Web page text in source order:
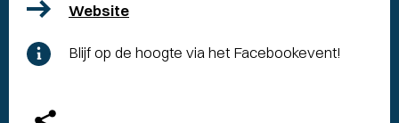
Website
Blijf op de hoogte via het Facebookevent!